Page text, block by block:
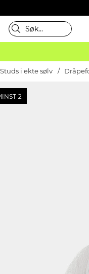
Studs i ekte sølv
2